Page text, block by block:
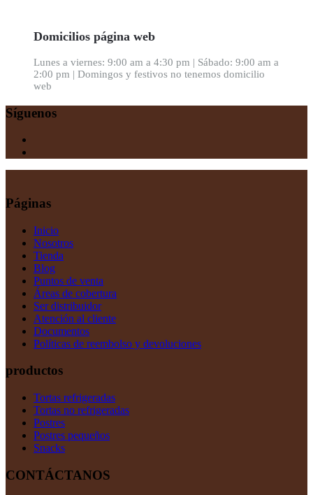
Domicilios página web
Lunes a viernes: 9:00 am a 4:30 pm | Sábado: 9:00 am a
2:00 pm | Domingos y festivos no tenemos domicilio
web
Síguenos
Páginas
Inicio
Nosotros
Tienda
Blog
Puntos de venta
Áreas de cobertura
Ser distribuidor
Atención al cliente
Documentos
Políticas de reembolso y devoluciones
productos
Tortas refrigeradas
Tortas no refrigeradas
Postres
Postres pequeños
Snacks
CONTÁCTANOS